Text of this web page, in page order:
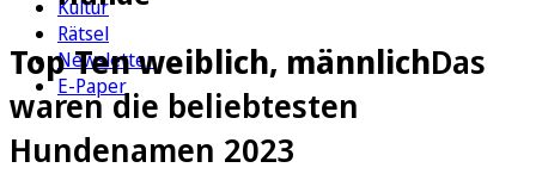
Kultur
Rätsel
Newsletter
E-Paper
Top Ten weiblich, männlichDas
waren die beliebtesten
Hundenamen 2023